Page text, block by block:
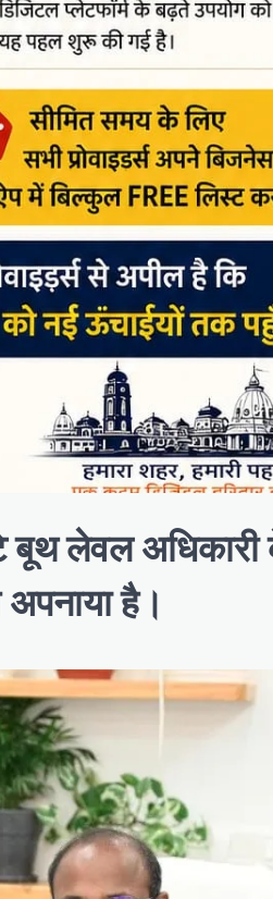
बूथ लेवल
है।